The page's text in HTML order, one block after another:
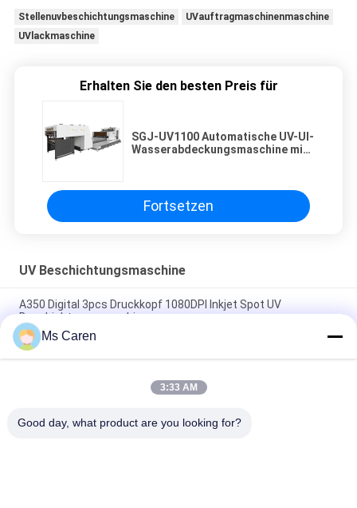
Stellenuvbeschichtungsmaschine
UVauftragmaschinenmaschine
UVlackmaschine
Erhalten Sie den besten Preis für
SGJ-UV1100 Automatische UV-UI-
Wasserabdeckungsmaschine mit
Fortsetzen
UV Beschichtungsmaschine
A350 Digital 3pcs Druckkopf 1080DPI Inkjet Spot UV
Beschichtungsmaschine
SGJ-1050,1450 Vollautomatische Hochgeschwindigkeits-
Papier-Spot-UV-Beschichtungs-Verglasungsmaschine
SGZ-UV740X-A Automatische UV-Spot-
Ms Caren
3:33 AM
Good day, what product are you looking for?